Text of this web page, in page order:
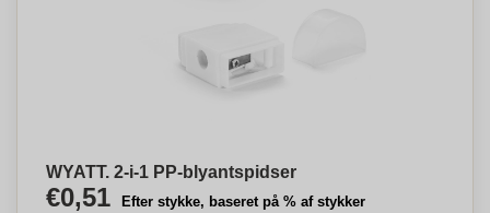
WYATT. 2-i-1 PP-blyantspidser
€0,51 Efter stykke, baseret på % af stykker